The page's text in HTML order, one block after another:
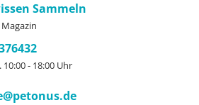
Sammeln
10:00 - 18:00 Uhr